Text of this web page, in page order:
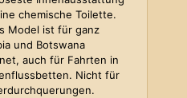
chemische Toilette.
Model ist für ganz
und Botswana
auch für Fahrten in
Nicht für